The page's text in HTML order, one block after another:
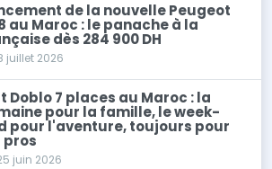
de la nouvelle Peugeot
au Maroc : le panache à la
dès 284 900 DH
juillet 2026
Doblo 7 places au Maroc : la
pour la famille, le week-
pour l'aventure, toujours pour
pros
juin 2026